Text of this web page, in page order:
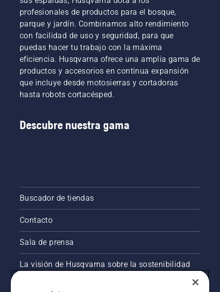
profesionales de productos para el bosque,
parque y jardín. Combinamos alto rendimiento
con facilidad de uso y seguridad, para que
puedas hacer tu trabajo con la máxima
eficiencia. Husqvarna ofrece una amplia gama de
productos y accesorios en continua expansión
que incluye desde motosierras y cortadoras
hasta robots cortacésped.
Descubre nuestra gama
Buscador de tiendas
Contacto
Sala de prensa
La visión de Husqvarna sobre la sostenibilidad